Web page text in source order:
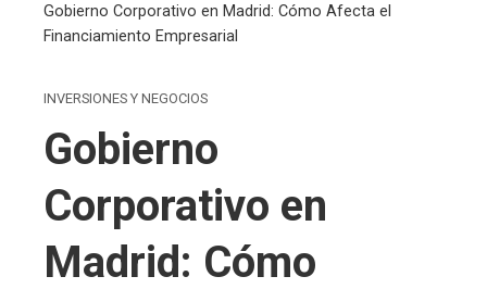
Gobierno Corporativo en Madrid: Cómo Afecta el
Financiamiento Empresarial
INVERSIONES Y NEGOCIOS
Gobierno
Corporativo en
Madrid: Cómo